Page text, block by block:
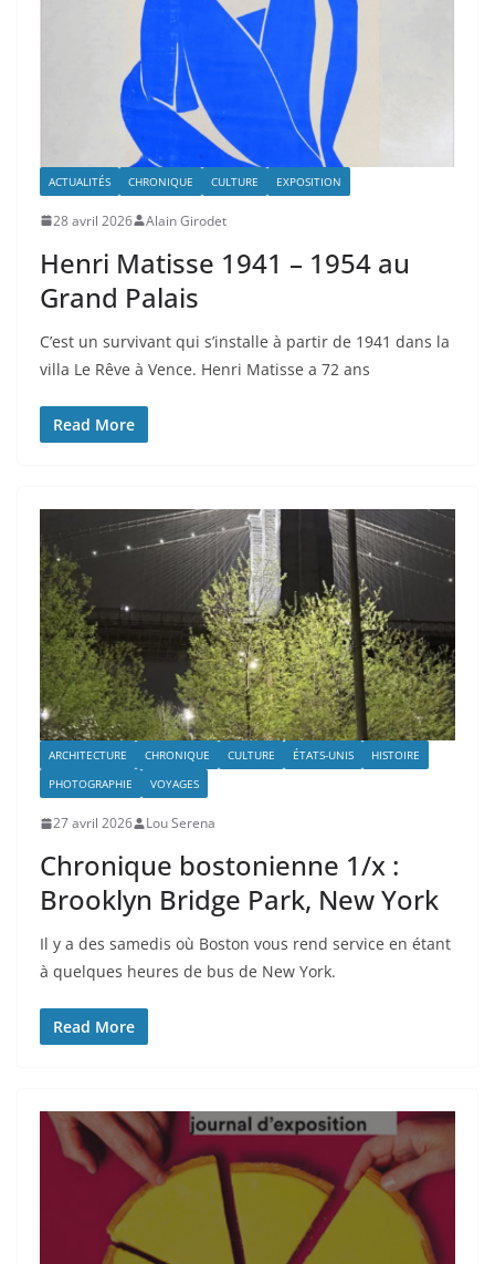
ACTUALITÉS CHRONIQUE CULTURE EXPOSITION
28 avril 2026 Alain Girodet
Henri Matisse 1941 – 1954 au
Grand Palais
C’est un survivant qui s’installe à partir de 1941 dans la
villa Le Rêve à Vence. Henri Matisse a 72 ans
Read More
ARCHITECTURE CHRONIQUE CULTURE ÉTATS-UNIS
HISTOIRE
PHOTOGRAPHIE
VOYAGES
27 avril 2026 Lou Serena
Chronique bostonienne 1/x :
Brooklyn Bridge Park, New York
Il y a des samedis où Boston vous rend service en étant
à quelques heures de bus de New York.
Read More